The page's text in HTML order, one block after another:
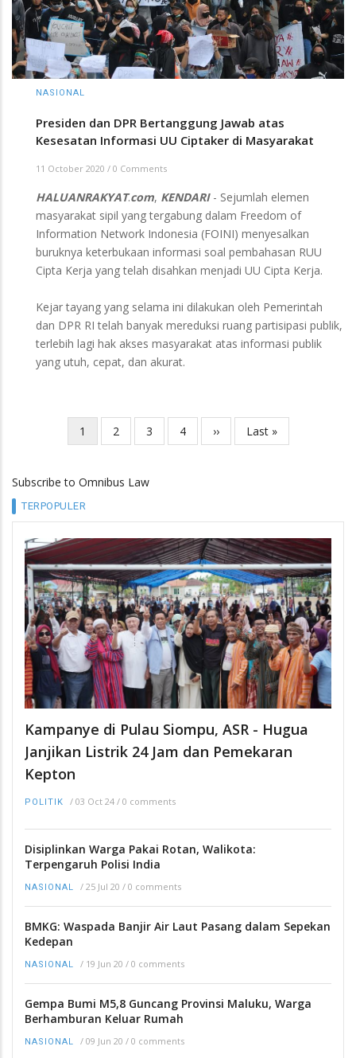
NASIONAL
Presiden dan DPR Bertanggung Jawab atas
Kesesatan Informasi UU Ciptaker di Masyarakat
11 October 2020 / 0 Comments
HALUANRAKYAT.com, KENDARI- Sejumlah elemen
masyarakat sipil yang tergabung dalam Freedom of
Information Network Indonesia (FOINI) menyesalkan
buruknya keterbukaan informasi soal pembahasan RUU
Cipta Kerja yang telah disahkan menjadi UU Cipta Kerja.
Kejar tayang yang selama ini dilakukan oleh Pemerintah
dan DPR RI telah banyak mereduksi ruang partisipasi publik,
terlebih lagi hak akses masyarakat atas informasi publik
yang utuh, cepat, dan akurat.
PaginationCurrent
page
1 Page
2 Page
3 Page
4
Next
page
››
Last
page
Last »
Subscribe to Omnibus Law
TERPOPULER
Kampanye di Pulau Siompu, ASR - Hugua
Janjikan Listrik 24 Jam dan Pemekaran
Kepton
POLITIK / 03 Oct 24 / 0 comments
Disiplinkan Warga Pakai Rotan, Walikota:
Terpengaruh Polisi India
NASIONAL / 25 Jul 20 / 0 comments
BMKG: Waspada Banjir Air Laut Pasang dalam Sepekan
Kedepan
NASIONAL / 19 Jun 20 / 0 comments
Gempa Bumi M5,8 Guncang Provinsi Maluku, Warga
Berhamburan Keluar Rumah
NASIONAL / 09 Jun 20 / 0 comments